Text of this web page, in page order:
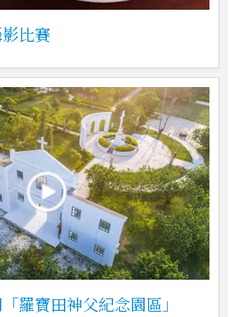
影比賽
羅寶田神父紀念園區」